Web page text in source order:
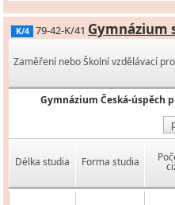
K/4 79-42-K/41 Gymnázium
Zaměření nebo Školní vzdělávací
Gymnázium Česká-úspěch
Délka studia Forma studia